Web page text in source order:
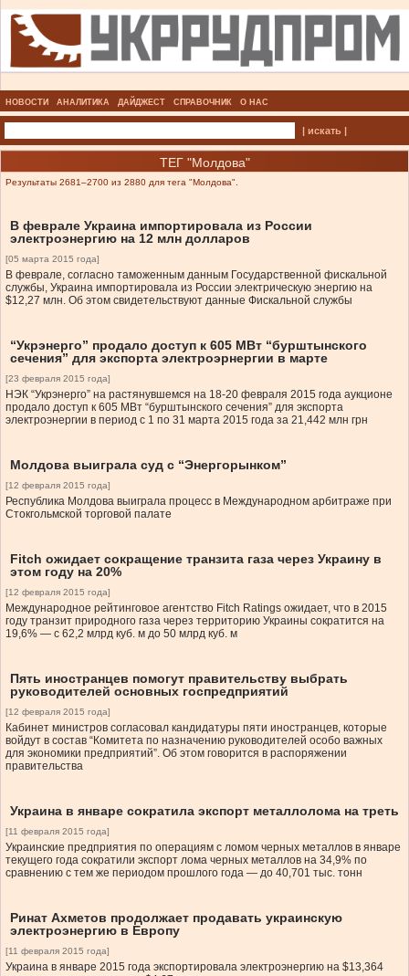
НОВОСТИ АНАЛИТИКА ДАЙДЖЕСТ СПРАВОЧНИК О НАС
| искать |
ТЕГ "Молдова"
Результаты 2681–2700 из 2880 для тега "Молдова".
В феврале Украина импортировала из России
электроэнергию на 12 млн долларов
[05 марта 2015 года]
В феврале, согласно таможенным данным Государственной фискальной
службы, Украина импортировала из России электрическую энергию на
$12,27 млн. Об этом свидетельствуют данные Фискальной службы
“Укрэнерго” продало доступ к 605 МВт “бурштынского
сечения” для экспорта электроэрнергии в марте
[23 февраля 2015 года]
НЭК “Укрэнерго” на растянувшемся на 18-20 февраля 2015 года аукционе
продало доступ к 605 МВт “бурштынского сечения” для экспорта
электроэнергии в период с 1 по 31 марта 2015 года за 21,442 млн грн
Молдова выиграла суд с “Энергорынком”
[12 февраля 2015 года]
Республика Молдова выиграла процесс в Международном арбитраже при
Стокгольмской торговой палате
Fitch ожидает сокращение транзита газа через Украину в
этом году на 20%
[12 февраля 2015 года]
Международное рейтинговое агентство Fitch Ratings ожидает, что в 2015
году транзит природного газа через территорию Украины сократится на
19,6% — с 62,2 млрд куб. м до 50 млрд куб. м
Пять иностранцев помогут правительству выбрать
руководителей основных госпредприятий
[12 февраля 2015 года]
Кабинет министров согласовал кандидатуры пяти иностранцев, которые
войдут в состав “Комитета по назначению руководителей особо важных
для экономики предприятий”. Об этом говорится в распоряжении
правительства
Украина в январе сократила экспорт металлолома на треть
[11 февраля 2015 года]
Украинские предприятия по операциям с ломом черных металлов в январе
текущего года сократили экспорт лома черных металлов на 34,9% по
сравнению с тем же периодом прошлого года — до 40,701 тыс. тонн
Ринат Ахметов продолжает продавать украинскую
электроэнергию в Европу
[11 февраля 2015 года]
Украина в январе 2015 года экспортировала электроэнергию на $13,364